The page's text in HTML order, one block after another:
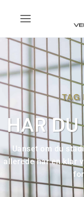
TAG
HAR
Uanset om du
allerede har en klar